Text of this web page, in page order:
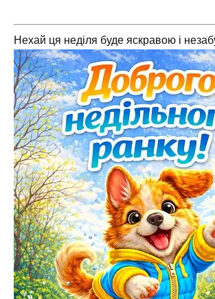
Нехай ця неділя буде яскравою і